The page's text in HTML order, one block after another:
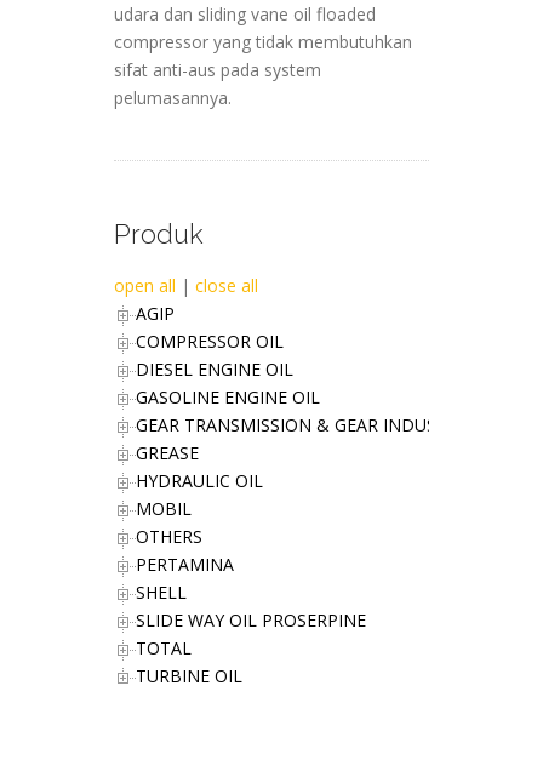
udara dan sliding vane oil floaded
compressor yang tidak membutuhkan
sifat anti-aus pada system
pelumasannya.
Produk
open all | close all
AGIP
COMPRESSOR OIL
DIESEL ENGINE OIL
GASOLINE ENGINE OIL
GEAR TRANSMISSION & GEAR INDUSTRIES OIL
GREASE
HYDRAULIC OIL
MOBIL
OTHERS
PERTAMINA
SHELL
SLIDE WAY OIL PROSERPINE
TOTAL
TURBINE OIL